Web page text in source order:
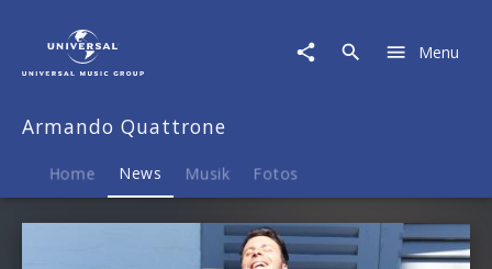
Quattrone
News
Menu
Armando Quattrone
Home News Musik Fotos